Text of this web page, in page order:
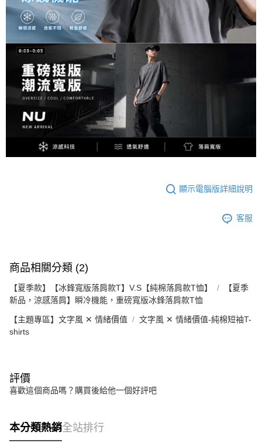
顯示電腦版詳細說明
客服
商品相關分類 (2)
【夏季款】【冰鋒寬版落肩款T】V.S【純棉落肩款T恤】
【夏季
新品，涼感落肩】瞬冷機能，重磅寬版冰鋒落肩款T恤
【主題專區】文字風 ✕ 情緒價值
文字風 ✕ 情緒價值-純棉短袖T-
shirts
評價
喜歡這個商品嗎？購買後給他一個好評吧
本分類熱銷全站排行